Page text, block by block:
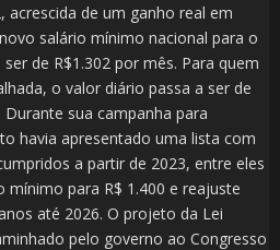
acrescida de um ganho real em
salário mínimo nacional para o
de R$1.302 por mês. Para quem
o valor diário passa a ser de
Durante sua campanha para
havia apresentado uma lista com
a partir de 2023, entre eles
para R$ 1.400 e reajuste
até 2026. O projeto da Lei
pelo governo ao Congresso